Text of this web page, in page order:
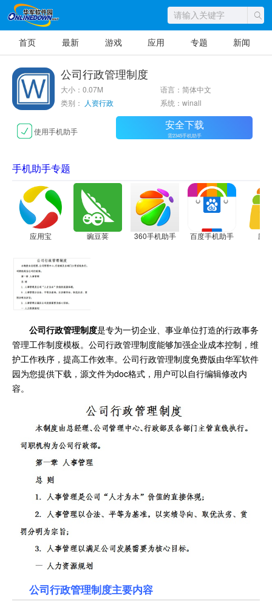
首页 最新 游戏 应用 专题 新闻
公司行政管理制度
大小：0.07M
语言：简体中文
类别：
人资行政 系统：winall
使用手机助手 安全下载
需2345手机助手
手机助手专题
应用宝 豌豆荚 360手机助手 百度手机助手 应
公司行政管理制度是专为一切企业、事业单位打造的行政事务
管理工作制度模板。公司行政管理制度能够加强企业成本控制，维
护工作秩序，提高工作效率。公司行政管理制度免费版由华军软件
园为您提供下载，源文件为doc格式，用户可以自行编辑修改内
容。
公司行政管理制度主要内容